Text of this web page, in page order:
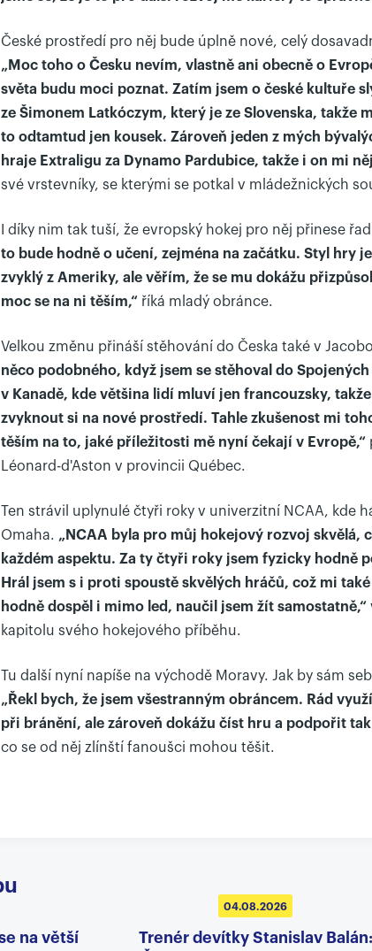
České prostředí pro něj bude úplně nové, celý
„Moc toho o Česku nevím, vlastně ani obecně o
světa budu moci poznat. Zatím jsem o české kultuře
ze Šimonem Latkóczym, který je ze Slovenska, takže
to odtamtud jen kousek. Zároveň jeden z mých
hraje Extraligu za Dynamo Pardubice, takže i on mi
své vrstevníky, se kterými se potkal v mládežnických
I díky nim tak tuší, že evropský hokej pro něj přinese
to bude hodně o učení, zejména na začátku. Styl hry
zvyklý z Ameriky, ale věřím, že se mu dokážu
moc se na ni těším,“ říká mladý obránce.
Velkou změnu přináší stěhování do Česka také v
něco podobného, když jsem se stěhoval do
v Kanadě, kde většina lidí mluví jen francouzsky,
zvyknout si na nové prostředí. Tahle zkušenost mi
těším na to, jaké příležitosti mě nyní čekají v Evropě,“
Léonard-d'Aston v provincii Québec.
Ten strávil uplynulé čtyři roky v univerzitní NCAA, kde
Omaha. „NCAA byla pro můj hokejový rozvoj skvělá,
každém aspektu. Za ty čtyři roky jsem fyzicky hodně
Hrál jsem s i proti spoustě skvělých hráčů, což mi
hodně dospěl i mimo led, naučil jsem žít samostatně,“
kapitolu svého hokejového příběhu.
Tu další nyní napíše na východě Moravy. Jak by sám
„Řekl bych, že jsem všestranným obráncem. Rád
při bránění, ale zároveň dokážu číst hru a podpořit
co se od něj zlínští fanoušci mohou těšit.
na větší
04.08.2026
Trenér devítky Stanislav Balán: